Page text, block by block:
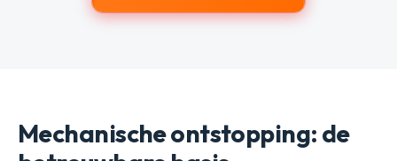
Mechanische ontstopping: de